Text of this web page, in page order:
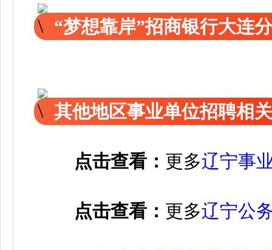
“梦想靠岸”招商银行大连
其他地区事业单位招聘相
点击查看： 更多辽宁事
点击查看： 更多辽宁公